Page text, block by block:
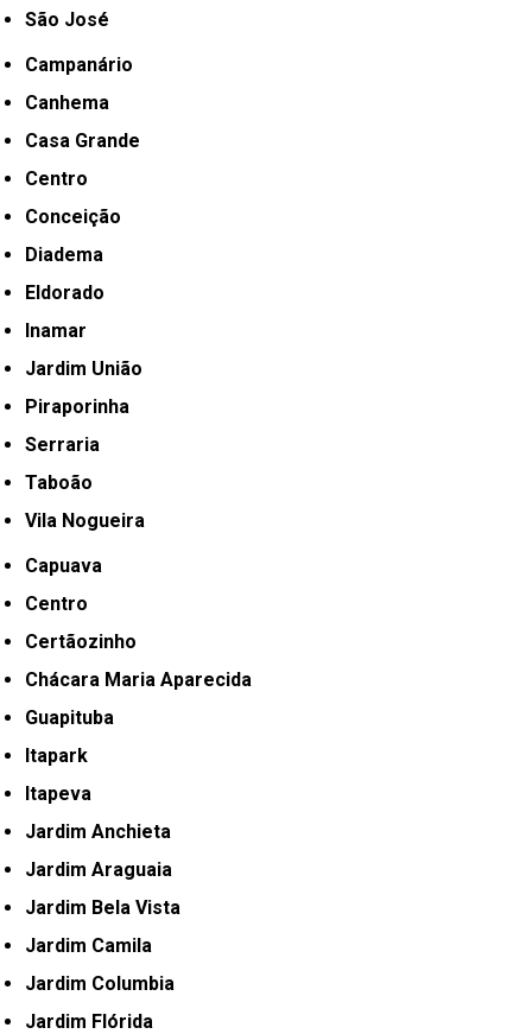
São José
Campanário
Canhema
Casa Grande
Centro
Conceição
Diadema
Eldorado
Inamar
Jardim União
Piraporinha
Serraria
Taboão
Vila Nogueira
Capuava
Centro
Certãozinho
Chácara Maria Aparecida
Guapituba
Itapark
Itapeva
Jardim Anchieta
Jardim Araguaia
Jardim Bela Vista
Jardim Camila
Jardim Columbia
Jardim Flórida